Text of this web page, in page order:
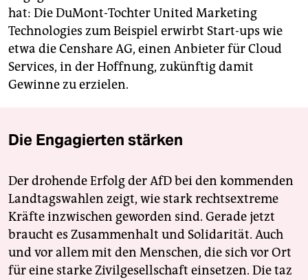
hat: Die DuMont-Tochter United Marketing
Technologies zum Beispiel erwirbt Start-ups wie
etwa die Censhare AG, einen Anbieter für Cloud
Services, in der Hoffnung, zukünftig damit
Gewinne zu erzielen.
Die Engagierten stärken
Der drohende Erfolg der AfD bei den kommenden
Landtagswahlen zeigt, wie stark rechtsextreme
Kräfte inzwischen geworden sind. Gerade jetzt
braucht es Zusammenhalt und Solidarität. Auch
und vor allem mit den Menschen, die sich vor Ort
für eine starke Zivilgesellschaft einsetzen. Die taz